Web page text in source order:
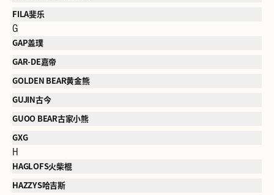
FILA斐乐
G
GAP盖璞
GAR-DE嘉帝
GOLDEN BEAR黄金熊
GUJIN古今
GUOO BEAR古家小熊
GXG
H
HAGLOFS火柴棍
HAZZYS哈吉斯